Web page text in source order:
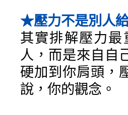
★壓力不是別人
其實排解壓力
人，而是來自自
硬加到你肩頭，
說，你的觀念。